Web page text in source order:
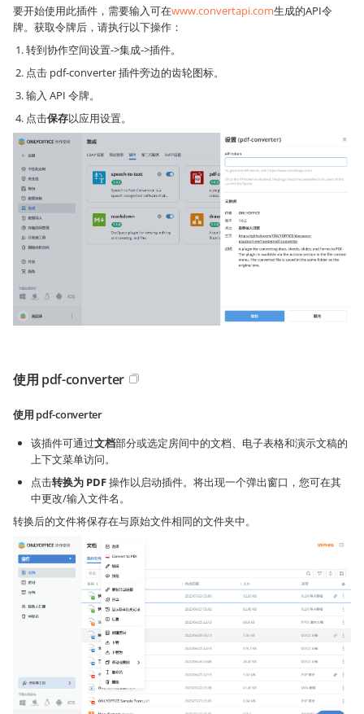
要开始使用此插件，需要输入可在www.convertapi.com生成的API令
牌。获取令牌后，请执行以下操作：
转到协作空间设置->集成->插件。
点击 pdf-converter 插件旁边的齿轮图标。
输入 API 令牌。
点击保存以应用设置。
使用 pdf-converter
使用 pdf-converter
该插件可通过文档部分或选定房间中的文档、电子表格和演示文稿的
上下文菜单访问。
点击转换为 PDF操作以启动插件。将出现一个弹出窗口，您可在其
中更改/输入文件名。
转换后的文件将保存在与原始文件相同的文件夹中。